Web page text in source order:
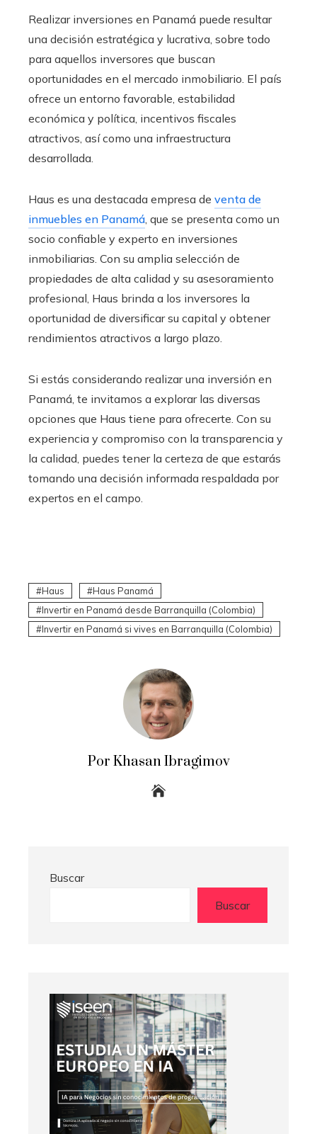
Realizar inversiones en Panamá puede resultar
una decisión estratégica y lucrativa, sobre todo
para aquellos inversores que buscan
oportunidades en el mercado inmobiliario. El país
ofrece un entorno favorable, estabilidad
económica y política, incentivos fiscales
atractivos, así como una infraestructura
desarrollada.
Haus es una destacada empresa de venta de
inmuebles en Panamá , que se presenta como un
socio confiable y experto en inversiones
inmobiliarias. Con su amplia selección de
propiedades de alta calidad y su asesoramiento
profesional, Haus brinda a los inversores la
oportunidad de diversificar su capital y obtener
rendimientos atractivos a largo plazo.
Si estás considerando realizar una inversión en
Panamá, te invitamos a explorar las diversas
opciones que Haus tiene para ofrecerte. Con su
experiencia y compromiso con la transparencia y
la calidad, puedes tener la certeza de que estarás
tomando una decisión informada respaldada por
expertos en el campo.
Haus
Haus Panamá
Invertir en Panamá desde Barranquilla (Colombia)
Invertir en Panamá si vives en Barranquilla (Colombia)
Por Khasan Ibragimov
Buscar
Buscar